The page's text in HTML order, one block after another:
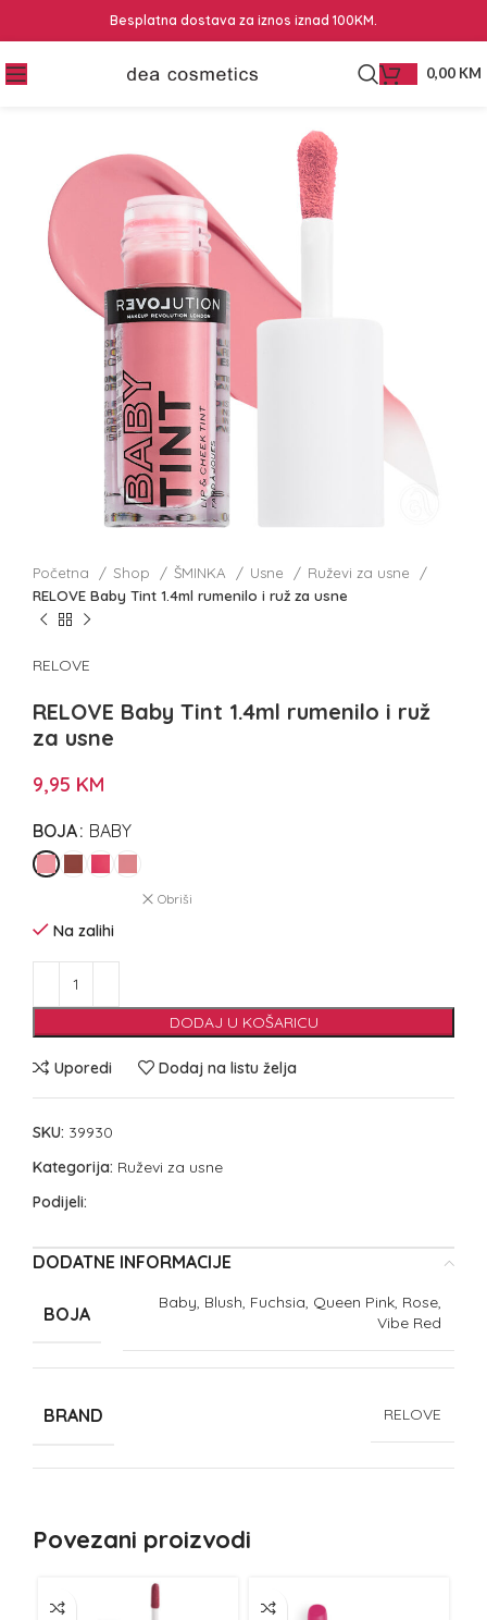
Besplatna dostava za iznos iznad 100KM.
0,00 KM
Početna Shop ŠMINKA Usne
Ruževi za usne
RELOVE Baby Tint 1.4ml rumenilo i ruž za usne
RELOVE
RELOVE Baby Tint 1.4ml rumenilo i ruž
za usne
9,95 KM
BOJA BABY
Obriši
Na zalihi
DODAJ U KOŠARICU
Uporedi Dodaj na listu želja
SKU: 39930
Kategorija: Ruževi za usne
Podijeli:
DODATNE INFORMACIJE
BOJA
Baby, Blush, Fuchsia, Queen Pink, Rose,
Vibe Red
BRAND RELOVE
Povezani proizvodi